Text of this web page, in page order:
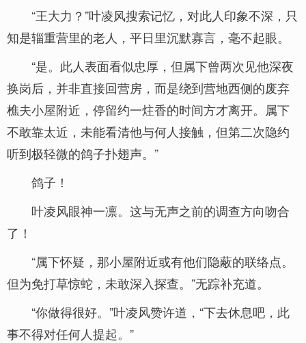
“王大力？”叶凌风搜索记忆，对此人印象不深，只
知是辎重营里的老人，平日里沉默寡言，毫不起眼。
“是。此人表面看似忠厚，但属下曾两次见他深夜
换岗后，并非直接回营房，而是绕到营地西侧的废弃
樵夫小屋附近，停留约一炷香的时间方才离开。属下
不敢靠太近，未能看清他与何人接触，但第二次隐约
听到极轻微的鸽子扑翅声。”
鸽子！
叶凌风眼神一凛。这与无声之前的调查方向吻合
了！
“属下怀疑，那小屋附近或有他们隐蔽的联络点。
但为免打草惊蛇，未敢深入探查。”无踪补充道。
“你做得很好。”叶凌风赞许道，“下去休息吧，此
事不得对任何人提起。”